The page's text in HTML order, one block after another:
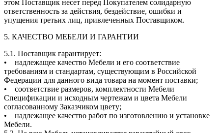
этом Поставщик несет перед Покупателем солидарную
ответственность за действия, бездействие, ошибки и
упущения третьих лиц, привлеченных Поставщиком.
5. КАЧЕСТВО МЕБЕЛИ И ГАРАНТИИ
5.1. Поставщик гарантирует:
• надлежащее качество Мебели и его соответствие
требованиям и стандартам, существующим в Российской
Федерации для данного вида товара на момент поставки;
• соответствие размеров, комплектности Мебели
Спецификации и исходным чертежам и цвета Мебели
согласованному Заказчиком цвету;
• надлежащее качество работ по изготовлению и установке
Мебели.